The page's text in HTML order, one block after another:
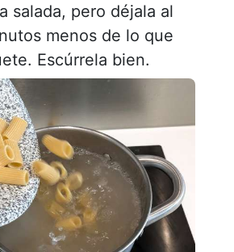
salada, pero déjala al
menos de lo que
Escúrrela bien.